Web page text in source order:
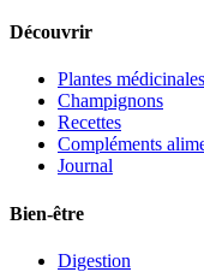
Découvrir
Plantes médicinales
Champignons
Recettes
Compléments
Journal
Bien-être
Digestion